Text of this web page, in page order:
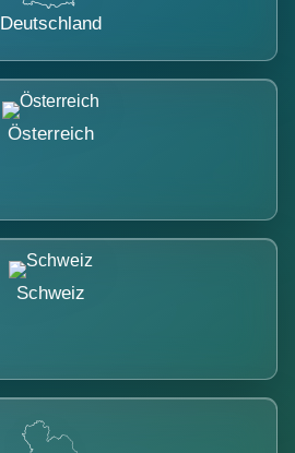
Deutschland
Österreich
Schweiz